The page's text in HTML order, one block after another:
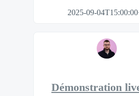
2025-09-
Démonstration